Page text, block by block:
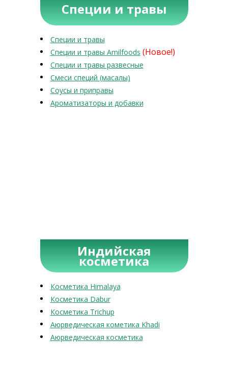
Специи и травы
Специи и травы
Специи и травы Amilfoods (Новое!)
Специи и травы развесные
Смеси специй (масалы)
Соусы и приправы
Ароматизаторы и добавки
Индийская
косметика
Косметика Himalaya
Косметика Dabur
Косметика Trichup
Аюрведическая кометика Khadi
Аюрведическая косметика